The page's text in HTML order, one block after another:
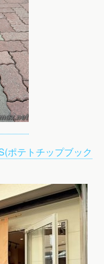
ポテトチップブック